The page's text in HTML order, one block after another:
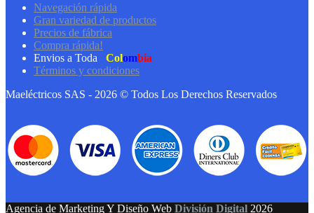
Navegación rápida
Gran variedad de productos
Precios de fábrica
Compra rápida!
Envios a Toda
Colombia
Términos y condiciones
Maeléctricos SAS - 2026 © Todos Los Derechos Reservados
Agencia de Marketing Y Diseño Web División Digital 2026